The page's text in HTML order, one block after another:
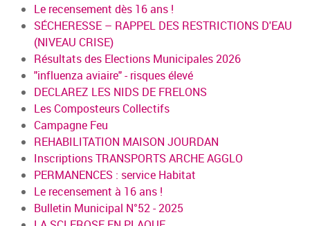
Le recensement dès 16 ans !
SÉCHERESSE – RAPPEL DES RESTRICTIONS D'EAU
(NIVEAU CRISE)
Résultats des Elections Municipales 2026
"influenza aviaire" - risques élevé
DECLAREZ LES NIDS DE FRELONS
Les Composteurs Collectifs
Campagne Feu
REHABILITATION MAISON JOURDAN
Inscriptions TRANSPORTS ARCHE AGGLO
PERMANENCES : service Habitat
Le recensement à 16 ans !
Bulletin Municipal N°52 - 2025